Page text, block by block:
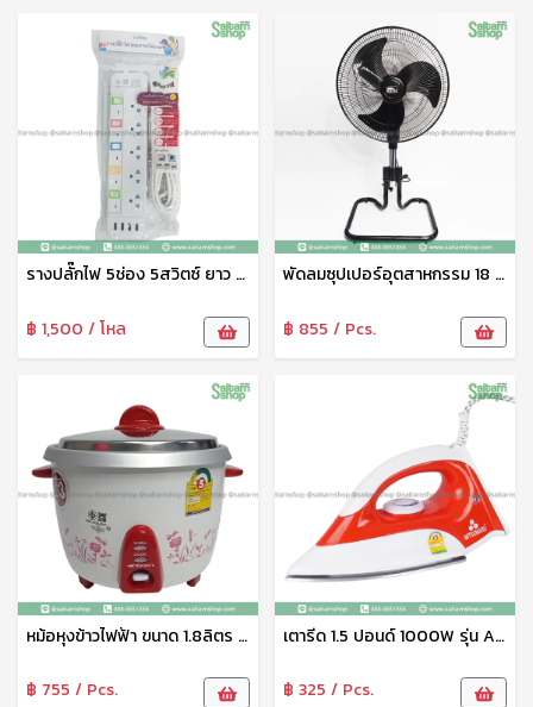
รางปลั๊กไฟ 5ช่อง 5สวิตซ์ ยาว 5เมตร 4USB KT55 Panasi
฿ 1,500 / โหล
พัดลมซุปเปอร์อุตสาหกรรม 18 นิ้ว ขายืดได้ CT-183 คาเท็ค Catec
฿ 855 / Pcs.
หม้อหุงข้าวไฟฟ้า ขนาด 1.8ลิตร KSI-718 มิตซูชิต้า
฿ 755 / Pcs.
เตารีด 1.5 ปอนด์ 1000W รุ่น AP-I11 Mitsumaru
฿ 325 / Pcs.